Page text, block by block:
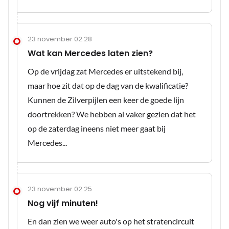
23 november 02:28
Wat kan Mercedes laten zien?
Op de vrijdag zat Mercedes er uitstekend bij,
maar hoe zit dat op de dag van de kwalificatie?
Kunnen de Zilverpijlen een keer de goede lijn
doortrekken? We hebben al vaker gezien dat het
op de zaterdag ineens niet meer gaat bij
Mercedes...
23 november 02:25
Nog vijf minuten!
En dan zien we weer auto's op het stratencircuit